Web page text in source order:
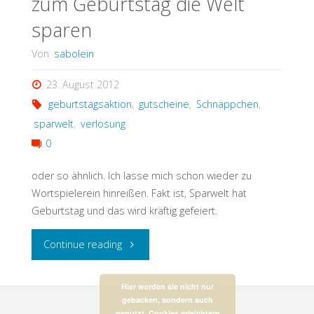
sparen
Von sabolein
23. August 2012
geburtstagsaktion, gutscheine, Schnäppchen,
sparwelt, verlosung
0
oder so ähnlich. Ich lasse mich schon wieder zu
Wortspielerein hinreißen. Fakt ist, Sparwelt hat
Geburtstag und das wird kräftig gefeiert.
Continue reading"zum
Geburtstag
die
Hier werden sie nicht nur
gebacken, sondern auch